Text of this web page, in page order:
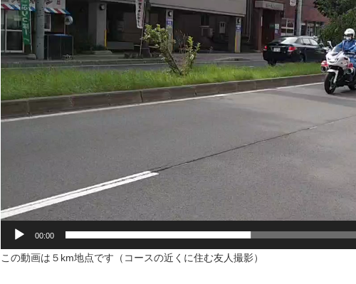
ー
ヤ
00:00
この動画は５km地点です（コースの近くに住む友人撮影）